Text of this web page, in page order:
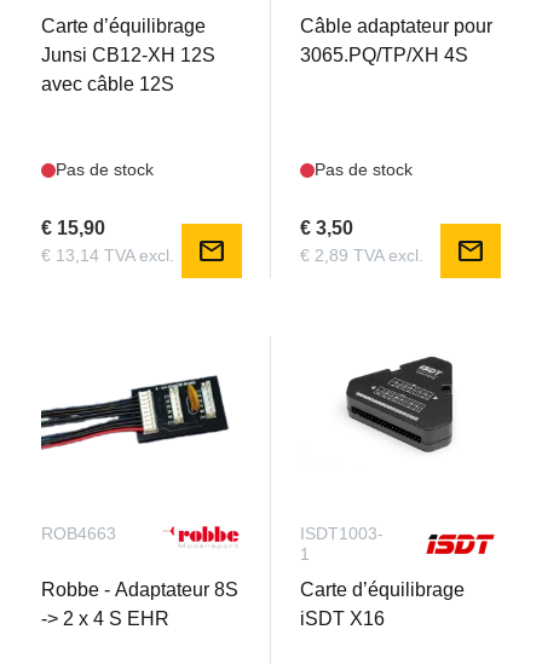
Carte d’équilibrage
Junsi CB12-XH 12S
avec câble 12S
Pas de stock
€ 15,90
€ 13,14 TVA excl. mail
Câble adaptateur pour
3065.PQ/TP/XH 4S
Pas de stock
€ 3,50
€ 2,89 TVA excl. mail
ROB4663
Robbe - Adaptateur 8S
-> 2 x 4 S EHR
ISDT1003-
1
Carte d’équilibrage
iSDT X16